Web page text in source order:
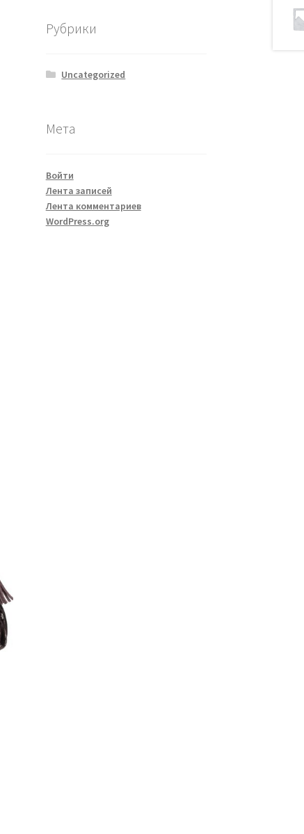
Рубрики
Uncategorized
Мета
Войти
Лента записей
Лента комментариев
WordPress.org